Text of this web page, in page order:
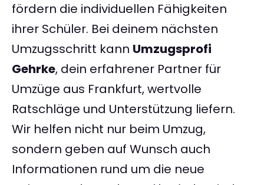
fördern die individuellen Fähigkeiten
ihrer Schüler. Bei deinem nächsten
Umzugsschritt kann Umzugsprofi
Gehrke, dein erfahrener Partner für
Umzüge aus Frankfurt, wertvolle
Ratschläge und Unterstützung liefern.
Wir helfen nicht nur beim Umzug,
sondern geben auf Wunsch auch
Informationen rund um die neue